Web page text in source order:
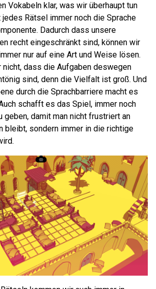
Vokabeln klar, was wir überhaupt tun
jedes Rätsel immer noch die Sprache
Dadurch dass unsere
recht eingeschränkt sind, können wir
nur auf eine Art und Weise lösen.
nicht, dass die Aufgaben deswegen
sind, denn die Vielfalt ist groß. Und
durch die Sprachbarriere macht es
schafft es das Spiel, immer noch
geben, damit man nicht frustriert an
bleibt, sondern immer in die richtige